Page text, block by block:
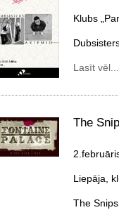
Klubs
Lasīt vēl...
The
Liepāja,
The